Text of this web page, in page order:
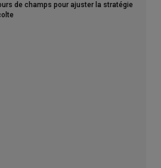
de champs pour ajuster la stratégie